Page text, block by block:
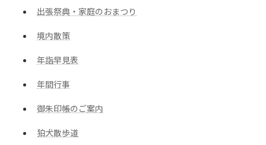
出張祭典・家庭のおまつり
境内散策
年詣早見表
年間行事
御朱印帳のご案内
狛犬散歩道